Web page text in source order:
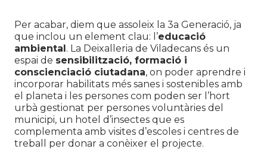
Per acabar, diem que assoleix la 3a Generació, ja
que inclou un element clau: l’educació
ambiental. La Deixalleria de Viladecans és un
espai de sensibilització, formació i
conscienciació ciutadana, on poder aprendre i
incorporar habilitats més sanes i sostenibles amb
el planeta i les persones com poden ser l’hort
urbà gestionat per persones voluntàries del
municipi, un hotel d’insectes que es
complementa amb visites d’escoles i centres de
treball per donar a conèixer el projecte.